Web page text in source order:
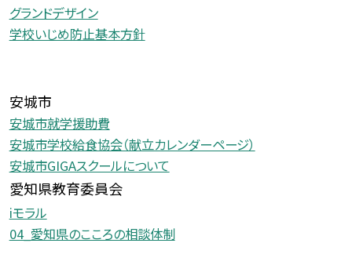
グランドデザイン
学校いじめ防止基本方針
安城市
安城市就学援助費
安城市学校給食協会（献立カレンダーページ）
安城市GIGAスクールについて
愛知県教育委員会
iモラル
04_愛知県のこころの相談体制